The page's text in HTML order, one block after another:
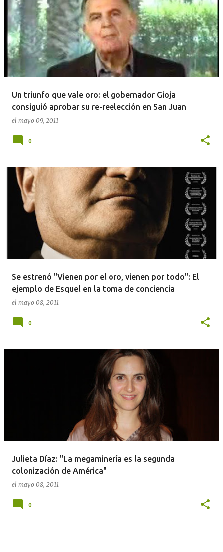
Un triunfo que vale oro: el gobernador Gioja
consiguió aprobar su re-reelección en San Juan
el mayo 09, 2011
0
Se estrenó "Vienen por el oro, vienen por todo": El
ejemplo de Esquel en la toma de conciencia
el mayo 08, 2011
0
Julieta Díaz: "La megaminería es la segunda
colonización de América"
el mayo 08, 2011
0